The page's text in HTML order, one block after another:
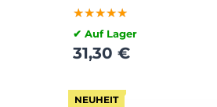
★★★★★
★★★★★
★★★★★
✔ Auf Lager
31,30 €
NEUHEIT